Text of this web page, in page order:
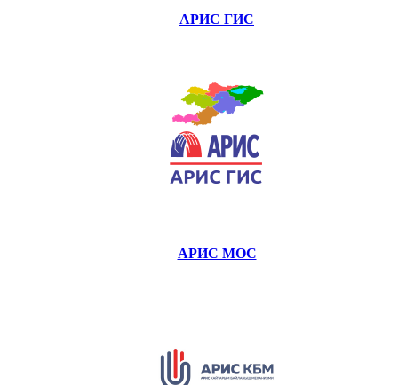
АРИС ГИС
АРИС МОС